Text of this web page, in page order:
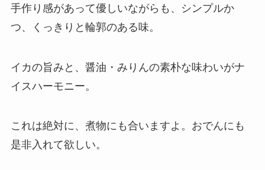
手作り感があって優しいながらも、シンプルか
つ、くっきりと輪郭のある味。
イカの旨みと、醤油・みりんの素朴な味わいがナ
イスハーモニー。
これは絶対に、煮物にも合いますよ。おでんにも
是非入れて欲しい。